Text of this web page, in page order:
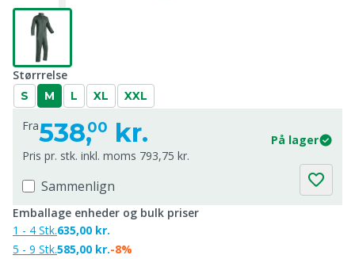
Størrrelse
S M L XL XXL
Fra538,00 kr.
På lager
Pris pr. stk. inkl. moms 793,75 kr.
Sammenlign
Emballage enheder og bulk priser
1 - 4 Stk.
5 - 9 Stk.
635,00 kr.
585,00 kr.-8%